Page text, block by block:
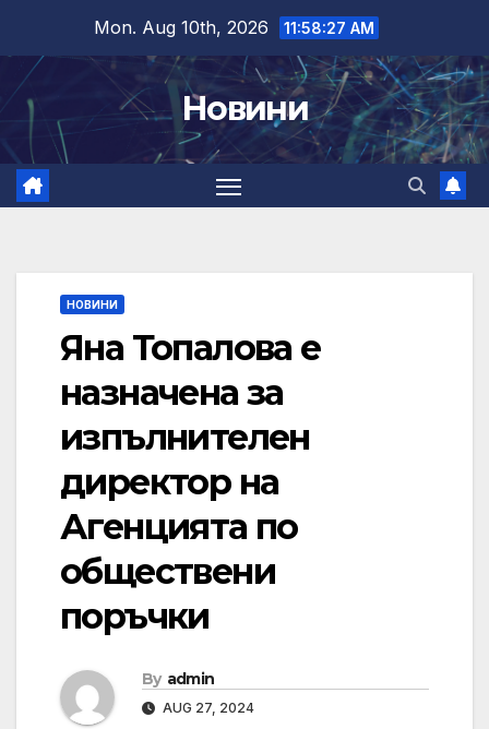
content
Mon. Aug 10th, 2026 11:58:27 AM
Новини
НОВИНИ
Яна Топалова е
назначена за
изпълнителен
директор на
Агенцията по
обществени
поръчки
By admin
AUG 27, 2024